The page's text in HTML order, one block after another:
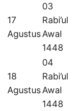
17
Agustus
03
Rabi’ul
Awal
1448
18
Agustus
04
Rabi’ul
Awal
1448